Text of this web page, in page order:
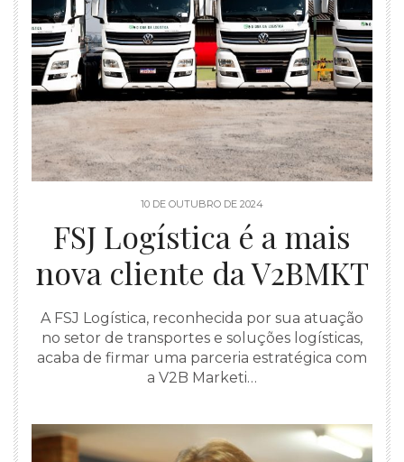
10 DE OUTUBRO DE 2024
FSJ Logística é a mais
nova cliente da V2BMKT
A FSJ Logística, reconhecida por sua atuação
no setor de transportes e soluções logísticas,
acaba de firmar uma parceria estratégica com
a V2B Marketi…